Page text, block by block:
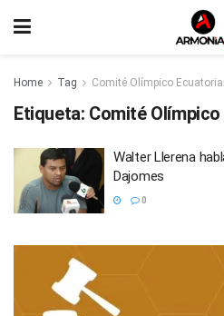
Home Tag Comité Olímpico
Etiqueta: Comité
Walter Llerena
Dajomes
0